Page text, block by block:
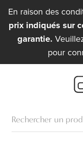
En raison des
prix indiqués sur
garantie.
pour